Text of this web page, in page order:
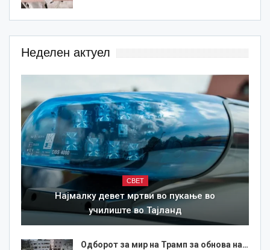
Неделен актуел
СВЕТ
Најмалку девет мртви во пукање во
училиште во Тајланд
Одборот за мир на Трамп за обнова на…